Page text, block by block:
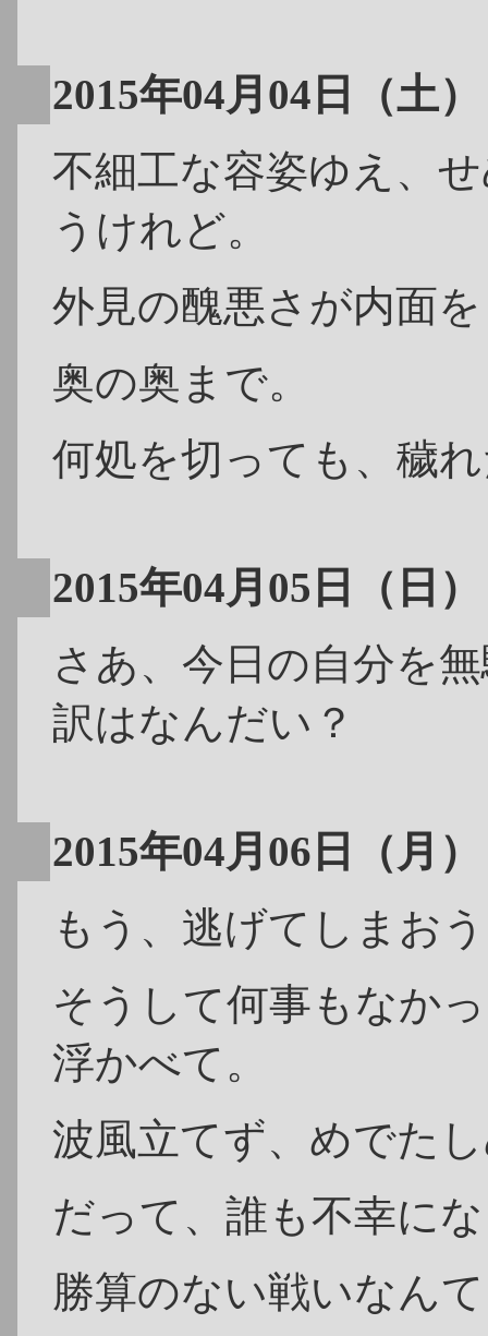
2015年04月04日（土）
不細工な容姿ゆえ、
うけれど。
外見の醜悪さが内面
奥の奥まで。
何処を切っても、穢
2015年04月05日（日）
さあ、今日の自分を
訳はなんだい？
2015年04月06日（月）
もう、逃げてしまお
そうして何事もなか
浮かべて。
波風立てず、めでた
だって、誰も不幸に
勝算のない戦いなん